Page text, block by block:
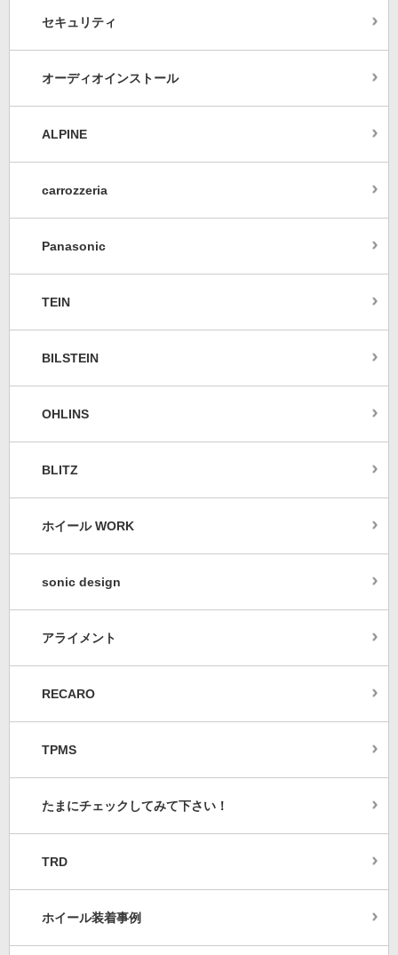
セキュリティ
オーディオインストール
ALPINE
carrozzeria
Panasonic
TEIN
BILSTEIN
OHLINS
BLITZ
ホイール WORK
sonic design
アライメント
RECARO
TPMS
たまにチェックしてみて下さい！
TRD
ホイール装着事例